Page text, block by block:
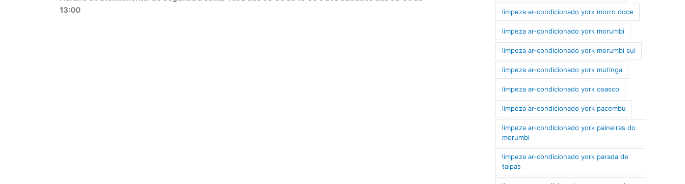
13:00
limpeza ar-condicionado york morro doce
limpeza ar-condicionado york morumbi
limpeza ar-condicionado york morumbi sul
limpeza ar-condicionado york mutinga
limpeza ar-condicionado york osasco
limpeza ar-condicionado york pacembu
limpeza ar-condicionado york paineiras do
morumbi
limpeza ar-condicionado york parada de
taipas